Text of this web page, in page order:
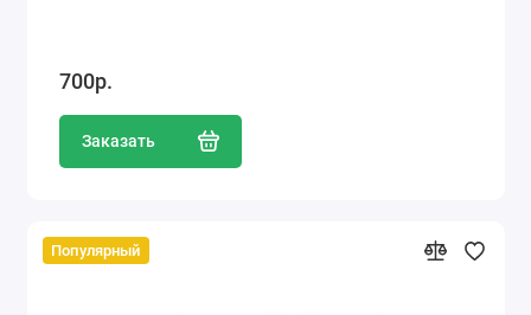
700р.
Заказать
Популярный